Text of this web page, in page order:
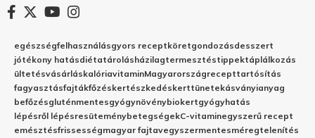
egészségfelhasználásgyors receptköretgondozásdesszert
jótékony hatásdiétatárolásházilagtermesztéstippektáplálkozás
ültetésvásárláskalóriavitaminMagyarországrecepttartósítás
fagyasztásfajtákfőzéskertészkedéskerttünetekásványianyag
befőzésgluténmentesgyógynövénybiokertgyógyhatás
lépésről lépésresüteménybetegségekC-vitaminegyszerű recept
emésztésfrissességmagyar fajtavegyszermentesméregtelenítés